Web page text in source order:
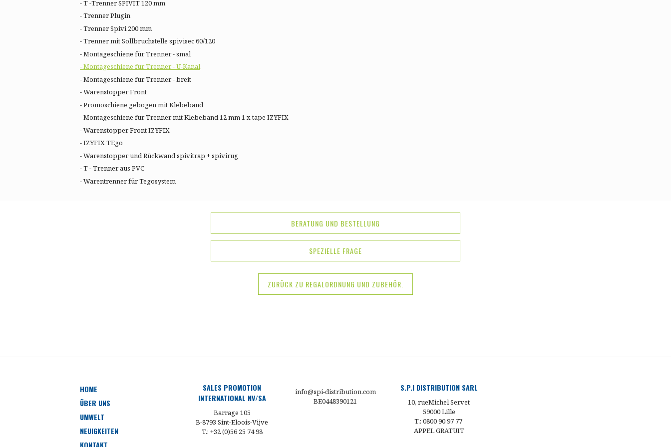
- T -Trenner SPIVIT 120 mm
- Trenner Plugin
- Trenner Spivi 200 mm
- Trenner mit Sollbruchstelle spivisec 60/120
- Montageschiene für Trenner - smal
- Montageschiene für Trenner - U-Kanal
- Montageschiene für Trenner - breit
- Warenstopper Front
- Promoschiene gebogen mit Klebeband
- Montageschiene für Trenner mit Klebeband 12 mm 1 x tape IZYFIX
- Warenstopper Front IZYFIX
- IZYFIX TEgo
- Warenstopper und Rückwand spivitrap + spivirug
- T - Trenner aus PVC
- Warentrenner für Tegosystem
BERATUNG UND BESTELLUNG
SPEZIELLE FRAGE
ZURÜCK ZU REGALORDNUNG UND ZUBEHÖR.
HOME
ÜBER UNS
UMWELT
NEUIGKEITEN
KONTAKT
SALES PROMOTION
INTERNATIONAL NV/SA
Barrage 105
B-8793 Sint-Eloois-Vijve
T.: +32 (0)56 25 74 98
info@spi-distribution.com
BE0448390121
S.P.I DISTRIBUTION SARL
10, rueMichel Servet
59000 Lille
T.: 0800 90 97 77
APPEL GRATUIT